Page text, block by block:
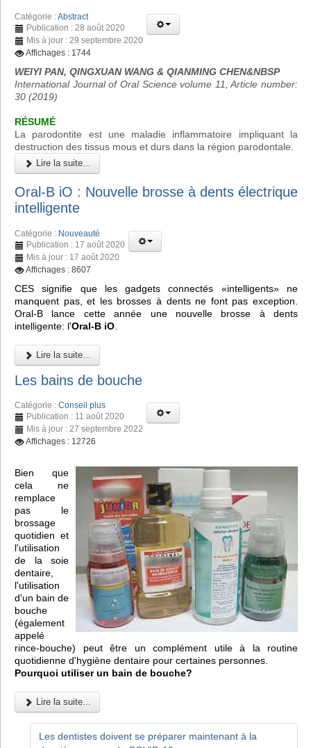
Catégorie :Abstract
Publication : 28 août 2020
Mis à jour : 29 septembre 2020
Affichages : 1744
WEIYI PAN, QINGXUAN WANG & QIANMING CHEN&NBSP
International Journal of Oral Science volume 11, Article number:
30 (2019)
RÉSUMÉ
La parodontite est une maladie inflammatoire impliquant la
destruction des tissus mous et durs dans la région parodontale.
Lire la suite...
Oral-B iO : Nouvelle brosse à dents électrique
intelligente
Catégorie : Nouveauté
Publication : 17 août 2020
Mis à jour : 17 août 2020
Affichages : 8607
CES signifie que les gadgets connectés «intelligents» ne
manquent pas, et les brosses à dents ne font pas exception.
Oral-B lance cette année une nouvelle brosse à dents
intelligente: l'Oral-B iO
Lire la suite...
Les bains de bouche
Catégorie : Conseil plus
Publication : 11 août 2020
Mis à jour : 27 septembre 2022
Affichages : 12726
Bien que
cela ne
remplace
pas le
brossage
quotidien et
l'utilisation
de la soie
dentaire,
l'utilisation
d'un bain de
bouche
(également
appelé
rince-bouche) peut être un complément utile à la routine
quotidienne d'hygiène dentaire pour certaines personnes.
Pourquoi utiliser un bain de bouche?
Lire la suite...
Les dentistes doivent se préparer maintenant à la